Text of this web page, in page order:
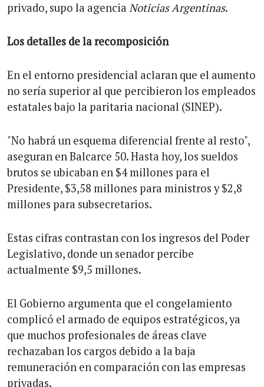
privado, supo la agencia Noticias Argentinas.
Los detalles de la recomposición
En el entorno presidencial aclaran que el aumento
no sería superior al que percibieron los empleados
estatales bajo la paritaria nacional (SINEP).
"No habrá un esquema diferencial frente al resto",
aseguran en Balcarce 50. Hasta hoy, los sueldos
brutos se ubicaban en $4 millones para el
Presidente, $3,58 millones para ministros y $2,8
millones para subsecretarios.
Estas cifras contrastan con los ingresos del Poder
Legislativo, donde un senador percibe
actualmente $9,5 millones.
El Gobierno argumenta que el congelamiento
complicó el armado de equipos estratégicos, ya
que muchos profesionales de áreas clave
rechazaban los cargos debido a la baja
remuneración en comparación con las empresas
privadas.